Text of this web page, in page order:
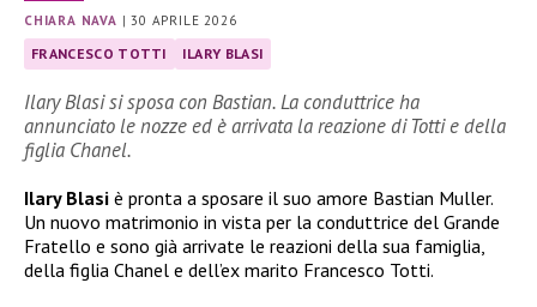
CHIARA NAVA |30 APRILE 2026
FRANCESCO TOTTI ILARY BLASI
Ilary Blasi si sposa con Bastian. La conduttrice ha
annunciato le nozze ed è arrivata la reazione di Totti e della
figlia Chanel.
Ilary Blasi è pronta a sposare il suo amore Bastian Muller.
Un nuovo matrimonio in vista per la conduttrice del Grande
Fratello e sono già arrivate le reazioni della sua famiglia,
della figlia Chanel e dell’ex marito Francesco Totti.